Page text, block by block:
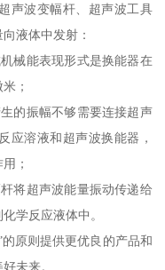
声波变幅杆、超声波工具
液体中发射：
械能表现形式是换能器在
；
的振幅不够需要连接超声
应溶液和超声波换能器，
；
将超声波能量振动传递给
学反应液体中。
原则提供更优良的产品和
未来。